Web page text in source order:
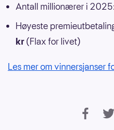
Antall millionærer i 2025:
Høyeste
kr (Flax for livet)
Les mer om vinnersjanser